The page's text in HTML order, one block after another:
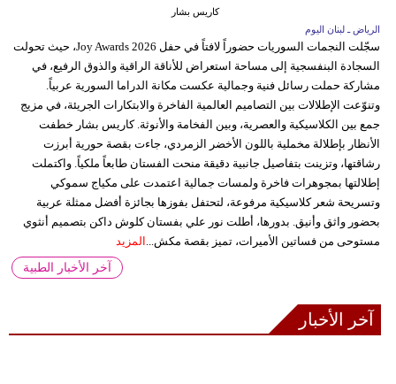
كاريس بشار
الرياض ـ لبنان اليوم
سجّلت النجمات السوريات حضوراً لافتاً في حفل Joy Awards 2026، حيث تحولت
السجادة البنفسجية إلى مساحة استعراض للأناقة الراقية والذوق الرفيع، في
مشاركة حملت رسائل فنية وجمالية عكست مكانة الدراما السورية عربياً.
وتنوّعت الإطلالات بين التصاميم العالمية الفاخرة والابتكارات الجريئة، في مزيج
جمع بين الكلاسيكية والعصرية، وبين الفخامة والأنوثة. كاريس بشار خطفت
الأنظار بإطلالة مخملية باللون الأخضر الزمردي، جاءت بقصة حورية أبرزت
رشاقتها، وتزينت بتفاصيل جانبية دقيقة منحت الفستان طابعاً ملكياً. واكتملت
إطلالتها بمجوهرات فاخرة ولمسات جمالية اعتمدت على مكياج سموكي
وتسريحة شعر كلاسيكية مرفوعة، لتحتفل بفوزها بجائزة أفضل ممثلة عربية
بحضور واثق وأنيق. بدورها، أطلت نور علي بفستان كلوش داكن بتصميم أنثوي
مستوحى من فساتين الأميرات، تميز بقصة مكش...
المزيد
آخر الأخبار الطبية
آخر الأخبار